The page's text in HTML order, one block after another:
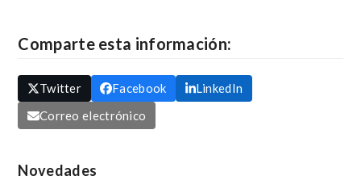
Comparte esta información:
Twitter Facebook
LinkedIn
Correo electrónico
Novedades